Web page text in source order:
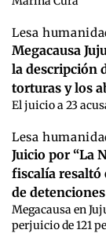
Lesa
Megacausa
la descripción
torturas y los
El juicio a 23
Lesa
Juicio por “La
fiscalía resaltó
de
Megacausa en
perjuicio de 121